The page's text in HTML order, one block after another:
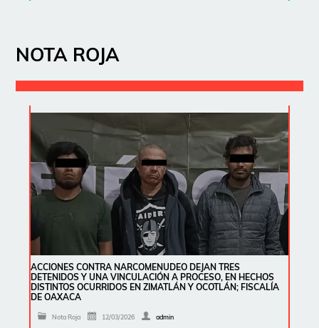
NOTA ROJA
ACCIONES CONTRA NARCOMENUDEO DEJAN TRES
DETENIDOS Y UNA VINCULACIÓN A PROCESO, EN HECHOS
DISTINTOS OCURRIDOS EN ZIMATLÁN Y OCOTLÁN; FISCALÍA
DE OAXACA
Nota Roja 12/03/2026 admin